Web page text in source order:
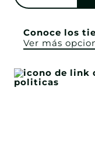
Conoce los
Ver más